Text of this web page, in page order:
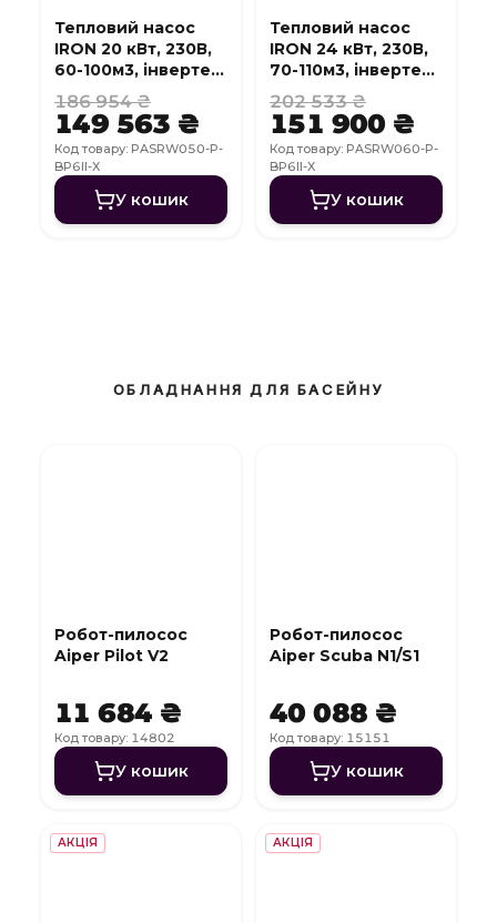
Тепловий насос
IRON 20 кВт, 230В,
60-100м3, інвертер,
з охолодженням,
WI-FI
186 954 ₴
149 563 ₴
Код товару: PASRW050-P-
BP6II-X
У кошик
Тепловий насос
IRON 24 кВт, 230В,
70-110м3, інвертер,
з охолодженням,
WI-FI
202 533 ₴
151 900 ₴
Код товару: PASRW060-P-
BP6II-X
У кошик
ОБЛАДНАННЯ ДЛЯ БАСЕЙНУ
Робот-пилосос
Aiper Pilot V2
11 684 ₴
Код товару: 14802
У кошик
Робот-пилосос
Aiper Scuba N1/S1
40 088 ₴
Код товару: 15151
У кошик
АКЦІЯ АКЦІЯ